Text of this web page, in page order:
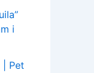
i
| Pet